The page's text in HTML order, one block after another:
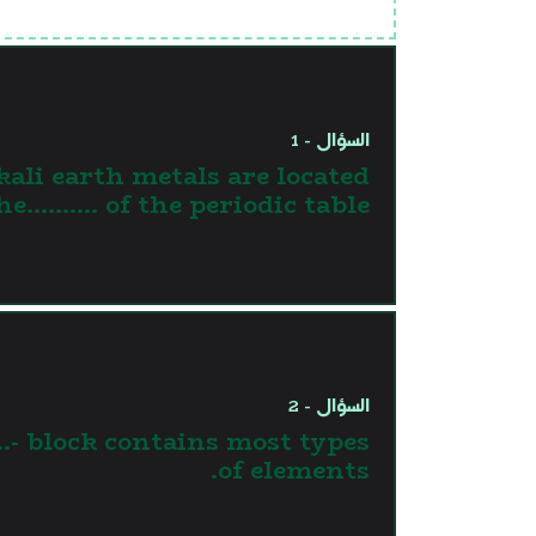
السؤال - 1
earth metals are located
of the periodic table.
السؤال - 2
block contains most types
of elements.